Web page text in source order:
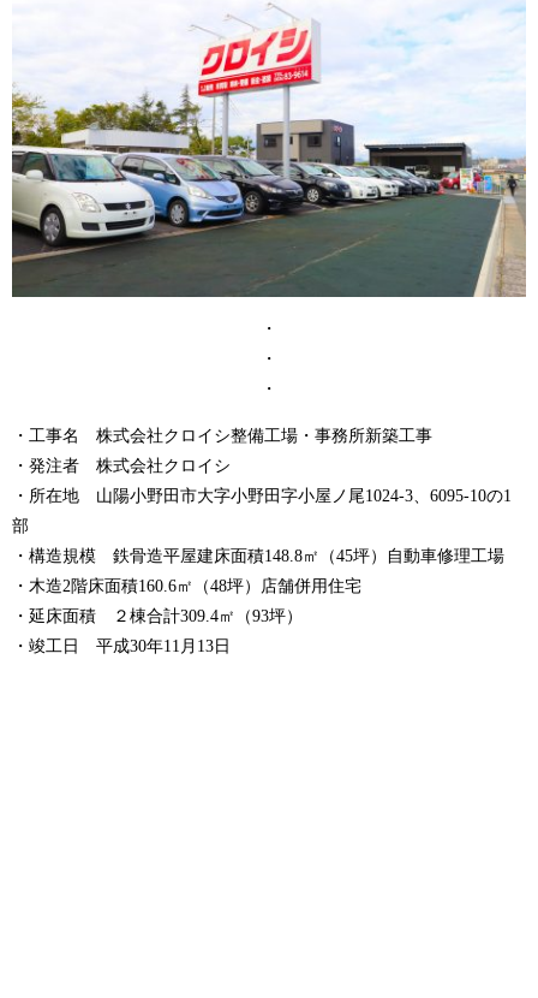
・
・
・
・工事名 株式会社クロイシ整備工場・事務所新築工事
・発注者 株式会社クロイシ
・所在地 山陽小野田市大字小野田字小屋ノ尾1024-3、6095-10の1
部
・構造規模 鉄骨造平屋建床面積148.8㎡（45坪）自動車修理工場
・木造2階床面積160.6㎡（48坪）店舗併用住宅
・延床面積 ２棟合計309.4㎡（93坪）
・竣工日 平成30年11月13日